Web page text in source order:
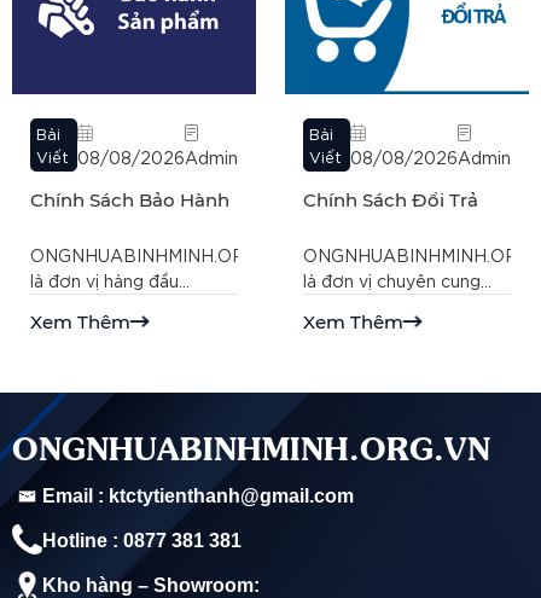
cả cạnh tranh và dịch vụ
ngặt để đảm bảo an
toàn cho dữ liệu của quý
Bài
Viết 08/08/2026Admin
Chính Sách Bảo Hành
ONGNHUABINHMINH.ORG.VN
là đơn vị hàng đầu
phẩm và dịch vụ trong
đến cho khách hàng
những sản phẩm chất
lượng cao và chính sách
bảo hành minh bạch,
đảm bảo quyền lợi tốt
nhất cho người tiêu
dùng.
Xem Thêm
Bài
Viết 08/08/2026Admin
Chính Sách Đổi Trả
là đơn vị chuyên cung
dịch vụ trong lĩnh vực
chúng tôi xây dựng chính
sách đổi trả minh bạch,
giúp khách hàng yên tâm
khi mua sắm.
Xem Thêm
ONGNHUABINHMINH.ORG.VN
Email : ktctytienthanh@gmail.com
Hotline : 0877 381 381
Kho hàng – Showroom: